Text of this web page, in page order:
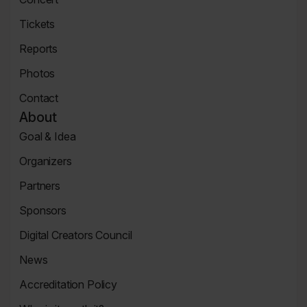
Tickets
Page
Reports
Page
Photos
Contact
Contact
Page
About
Goal & Idea
Page
Organizers
Page
Partners
Page
Sponsors
Page
Digital Creators Council
Digital
Council
News
Accreditation Policy